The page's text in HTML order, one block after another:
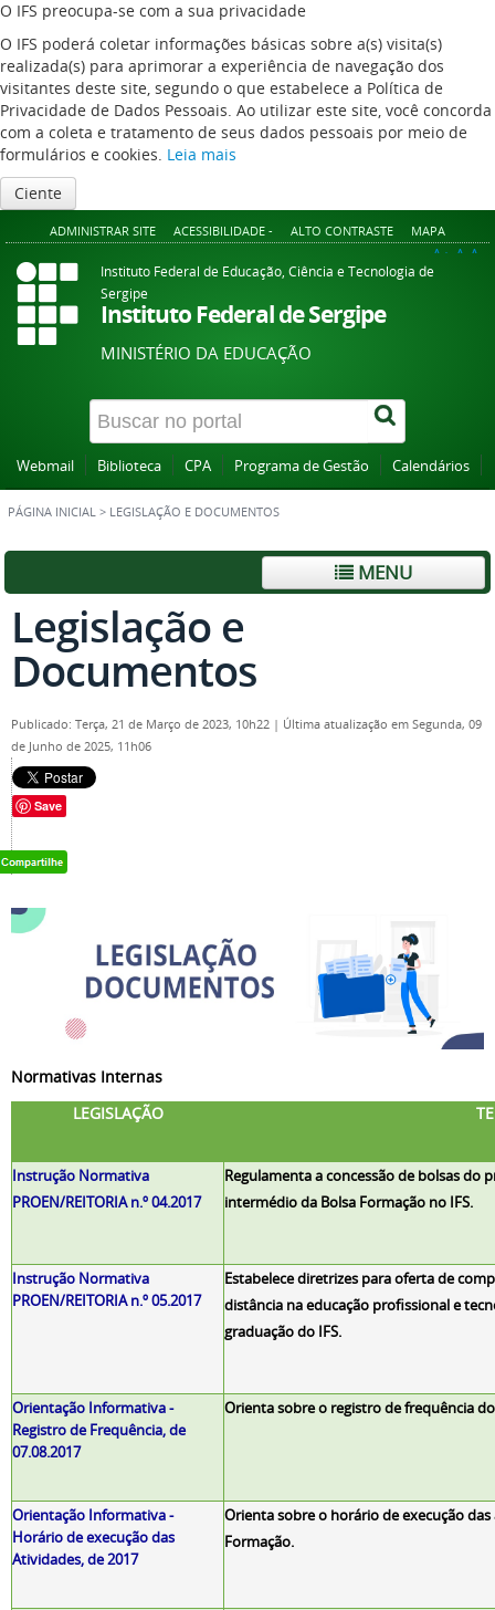
O IFS preocupa-se com a sua privacidade
O IFS poderá coletar informações básicas sobre a(s) visita(s)
realizada(s) para aprimorar a experiência de navegação dos
visitantes deste site, segundo o que estabelece a Política de
Privacidade de Dados Pessoais. Ao utilizar este site, você concorda
com a coleta e tratamento de seus dados pessoais por meio de
formulários e cookies. Leia mais
Ciente
ADMINISTRAR SITE ACESSIBILIDADE - ALTO CONTRASTE MAPA
A+ A A-
Instituto Federal de Educação, Ciência e Tecnologia de
Sergipe
Instituto Federal de Sergipe
MINISTÉRIO DA EDUCAÇÃO
Webmail Biblioteca CPA Programa de Gestão Calendários
PÁGINA INICIAL > LEGISLAÇÃO E DOCUMENTOS
MENU
Legislação e
Documentos
Publicado: Terça, 21 de Março de 2023, 10h22 | Última atualização em Segunda, 09
de Junho de 2025, 11h06
Save
Normativas Internas
LEGISLAÇÃO
Instrução Normativa
PROEN/REITORIA n.º 04.2017
Regulamenta a concessão de bolsas do
intermédio da Bolsa Formação no IFS.
Instrução Normativa
PROEN/REITORIA n.º 05.2017
Estabelece diretrizes para oferta de
distância na educação profissional e
graduação do IFS.
Orientação Informativa -
Registro de Frequência, de
07.08.2017
Orienta sobre o registro de frequência
Orientação Informativa -
Horário de execução das
Atividades, de 2017
Orienta sobre o horário de execução
Formação.